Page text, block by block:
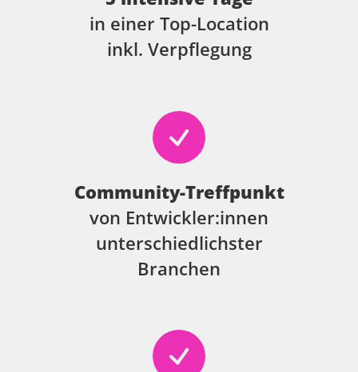
in einer Top-Location
inkl. Verpflegung
Community-Treffpunkt
von Entwickler:innen
unterschiedlichster
Branchen